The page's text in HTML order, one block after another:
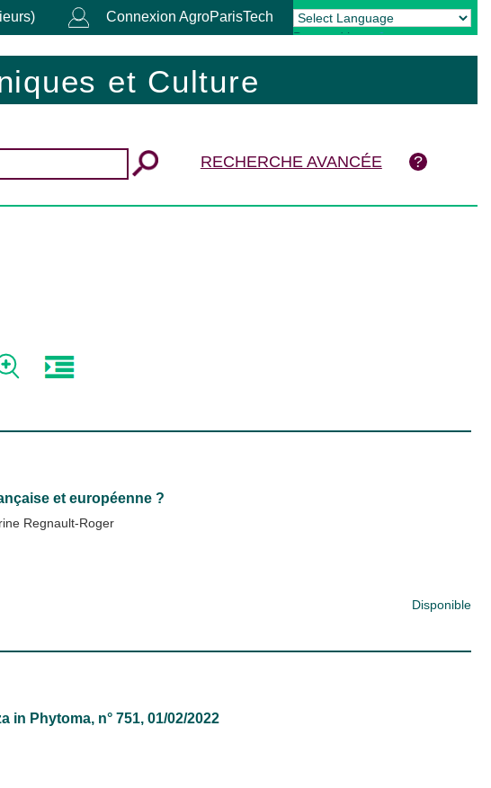
Connexion AgroParisTech
Powered by Translate
et Culture
RECHERCHE AVANCÉE
et européenne ?
Regnault-Roger
Disponible
in Phytoma, n° 751, 01/02/2022